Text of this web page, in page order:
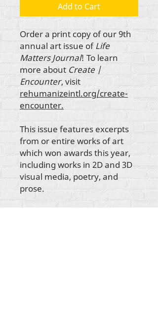
Add to Cart
Order a print copy of our 9th
annual art issue ofLife
Matters Journal! To learn
more about Create |
Encounter, visit
rehumanizeintl.org/create-
encounter.
This issue features excerpts
from or entire works of art
which won awards this year,
including works in 2D and 3D
visual media, poetry, and
prose.